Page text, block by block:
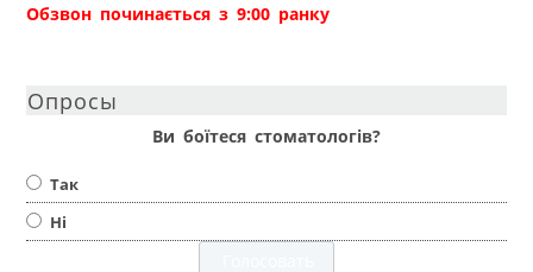
Обзвон починається з 9:00 ранку
Опросы
Ви боїтеся стоматологів?
Так
Ні